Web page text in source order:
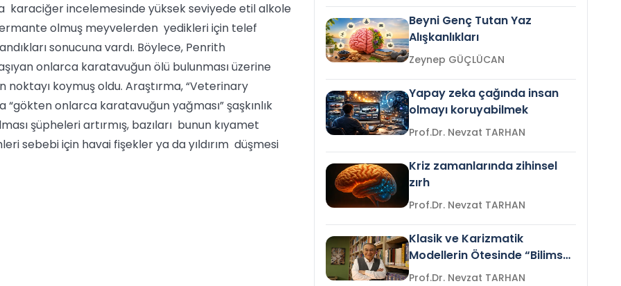
karaciğer incelemesinde yüksek seviyede etil alkole
olmuş meyvelerden yedikleri için telef
sonucuna vardı. Böylece, Penrith
onlarca karatavuğun ölü bulunması üzerine
noktayı koymuş oldu. Araştırma, “Veterinary
“gökten onlarca karatavuğun yağması” şaşkınlık
şüpheleri artırmış, bazıları bunun kıyamet
sebebi için havai fişekler ya da yıldırım düşmesi
Beyni Genç Tutan Yaz
Alışkanlıkları
Zeynep GÜÇLÜCAN
Yapay zeka çağında insan
olmayı koruyabilmek
Prof.Dr. Nevzat TARHAN
Kriz zamanlarında zihinsel
zırh
Prof.Dr. Nevzat TARHAN
Klasik ve Karizmatik
Modellerin Ötesinde “Bilimsel
Liderlik”
Prof.Dr. Nevzat TARHAN